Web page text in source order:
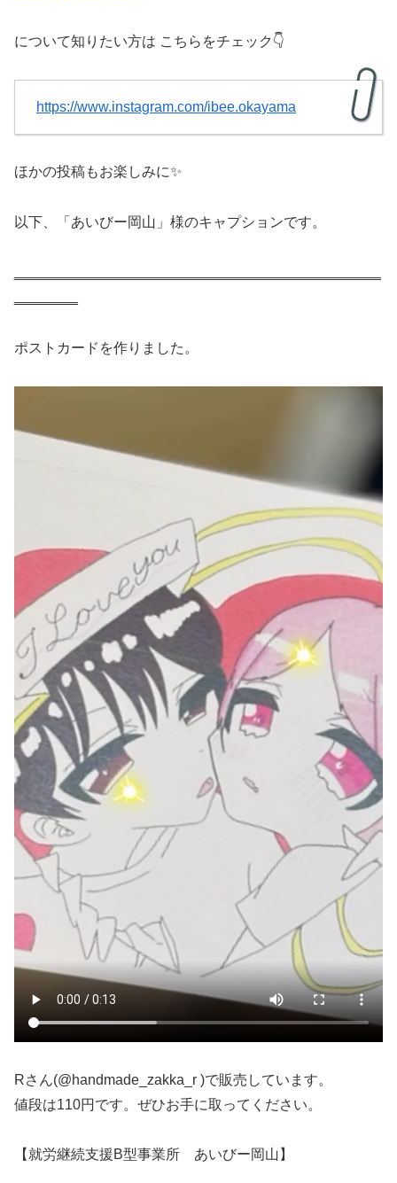
について知りたい方は こちらをチェック👇
https://www.instagram.com/ibee.okayama
ほかの投稿もお楽しみに✨
以下、「あいびー岡山」様のキャプションです。
ポストカードを作りました。
Rさん(@handmade_zakka_r )で販売しています。
値段は110円です。ぜひお手に取ってください。
【就労継続支援B型事業所 あいびー岡山】